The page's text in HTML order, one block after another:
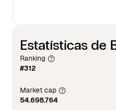
Estatísticas de
Ranking
#312
Market cap
54.698.764